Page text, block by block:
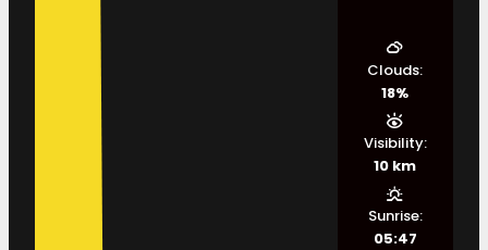
Clouds:
18%
Visibility:
10 km
Sunrise:
05:47